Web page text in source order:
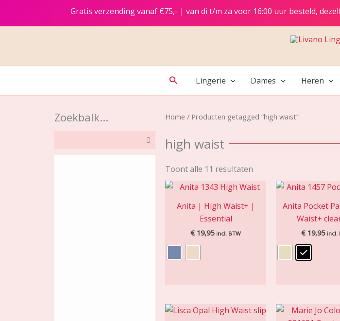
Gratis verzending vanaf €75,- | van di t/m za voor 16:00 uur besteld,
ZoekenLingerie Dames Heren
Zoekbalk... Home / Producten getagged “high waist”
high waist
Toont alle 11 resultaten
Anita | High Waist+ |
Essential
€ 19,95 incl. BTW
Anita Pocket
Waist+
€ 19,95 incl.